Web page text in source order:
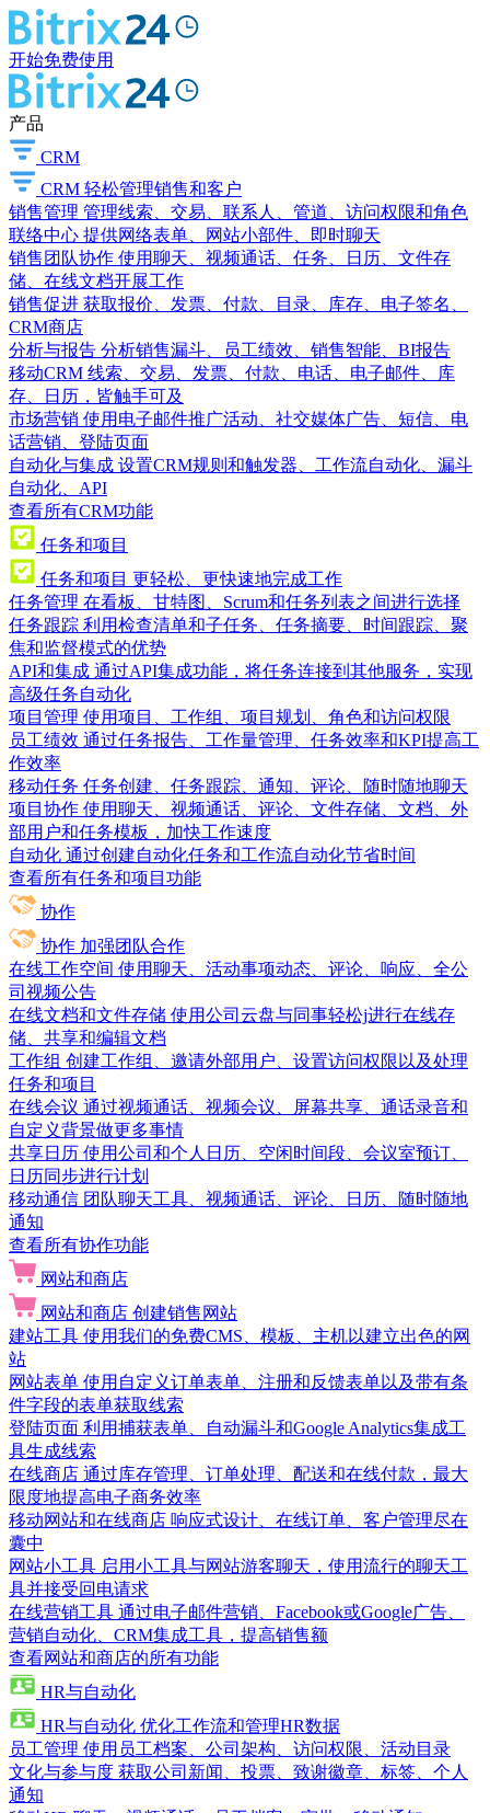
开始免费使用
产品
CRM
CRM 轻松管理销售和客户
销售管理 管理线索、交易、联系人、管道、访问权限和角色
联络中心 提供网络表单、网站小部件、即时聊天
销售团队协作 使用聊天、视频通话、任务、日历、文件存
储、在线文档开展工作
销售促进 获取报价、发票、付款、目录、库存、电子签名、
CRM商店
分析与报告 分析销售漏斗、员工绩效、销售智能、BI报告
移动CRM 线索、交易、发票、付款、电话、电子邮件、库
存、日历，皆触手可及
市场营销 使用电子邮件推广活动、社交媒体广告、短信、电
话营销、登陆页面
自动化与集成 设置CRM规则和触发器、工作流自动化、漏斗
自动化、API
查看所有CRM功能
任务和项目
任务和项目 更轻松、更快速地完成工作
任务管理 在看板、甘特图、Scrum和任务列表之间进行选择
任务跟踪 利用检查清单和子任务、任务摘要、时间跟踪、聚
焦和监督模式的优势
API和集成 通过API集成功能，将任务连接到其他服务，实现
高级任务自动化
项目管理 使用项目、工作组、项目规划、角色和访问权限
员工绩效 通过任务报告、工作量管理、任务效率和KPI提高工
作效率
移动任务 任务创建、任务跟踪、通知、评论、随时随地聊天
项目协作 使用聊天、视频通话、评论、文件存储、文档、外
部用户和任务模板，加快工作速度
自动化 通过创建自动化任务和工作流自动化节省时间
查看所有任务和项目功能
协作
协作 加强团队合作
在线工作空间 使用聊天、活动事项动态、评论、响应、全公
司视频公告
在线文档和文件存储 使用公司云盘与同事轻松j进行在线存
储、共享和编辑文档
工作组 创建工作组、邀请外部用户、设置访问权限以及处理
任务和项目
在线会议 通过视频通话、视频会议、屏幕共享、通话录音和
自定义背景做更多事情
共享日历 使用公司和个人日历、空闲时间段、会议室预订、
日历同步进行计划
移动通信 团队聊天工具、视频通话、评论、日历、随时随地
通知
查看所有协作功能
网站和商店
网站和商店 创建销售网站
建站工具 使用我们的免费CMS、模板、主机以建立出色的网
站
网站表单 使用自定义订单表单、注册和反馈表单以及带有条
件字段的表单获取线索
登陆页面 利用捕获表单、自动漏斗和Google Analytics集成工
具生成线索
在线商店 通过库存管理、订单处理、配送和在线付款，最大
限度地提高电子商务效率
移动网站和在线商店 响应式设计、在线订单、客户管理尽在
囊中
网站小工具 启用小工具与网站游客聊天，使用流行的聊天工
具并接受回电请求
在线营销工具 通过电子邮件营销、Facebook或Google广告、
营销自动化、CRM集成工具，提高销售额
查看网站和商店的所有功能
HR与自动化
HR与自动化 优化工作流和管理HR数据
员工管理 使用员工档案、公司架构、访问权限、活动目录
文化与参与度 获取公司新闻、投票、致谢徽章、标签、个人
通知